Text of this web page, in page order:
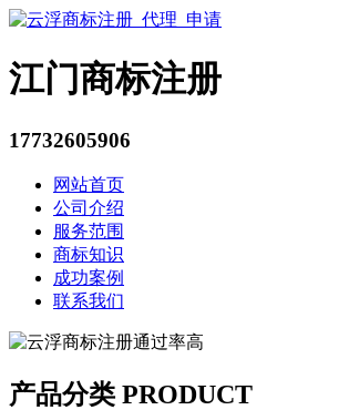
江门商标注册
17732605906
网站首页
公司介绍
服务范围
商标知识
成功案例
联系我们
产品分类 PRODUCT